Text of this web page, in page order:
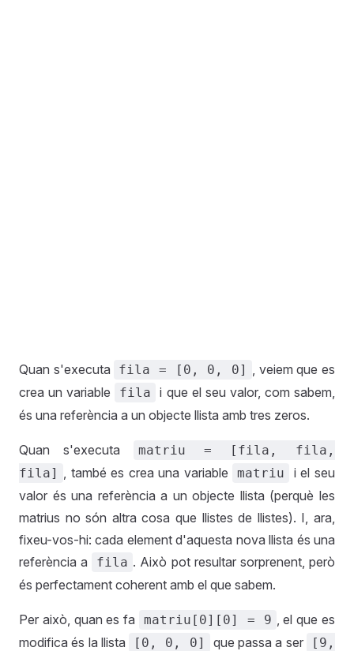
Quan s'executa fila = [0, 0, 0] , veiem que es
crea un variable
fila
i que el seu valor, com sabem,
és una referència a un objecte llista amb tres zeros.
Quan s'executa
matriu = [fila, fila,
fila] , també es crea una variable matriu
i el seu
valor és una referència a un objecte llista (perquè les
matrius no són altra cosa que llistes de llistes). I, ara,
fixeu-vos-hi: cada element d'aquesta nova llista és una
referència a
fila . Això pot resultar sorprenent, però
és perfectament coherent amb el que sabem.
Per això, quan es fa matriu[0][0] = 9 , el que es
modifica és la llista
[0, 0, 0] que passa a ser
[9,